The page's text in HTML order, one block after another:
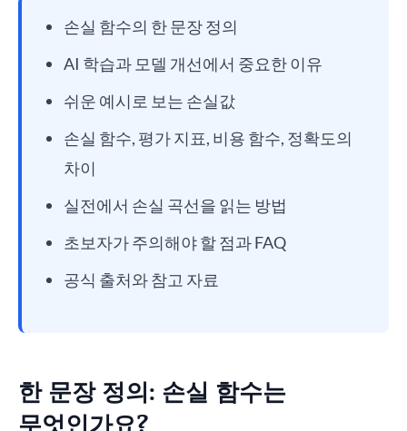
손실 함수의 한 문장 정의
AI 학습과 모델 개선에서 중요한 이유
쉬운 예시로 보는 손실값
손실 함수, 평가 지표, 비용 함수, 정확도의
차이
실전에서 손실 곡선을 읽는 방법
초보자가 주의해야 할 점과 FAQ
공식 출처와 참고 자료
한 문장 정의: 손실 함수는
무엇인가요?